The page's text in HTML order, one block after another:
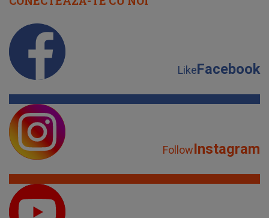
LikeFacebook
FollowInstagram